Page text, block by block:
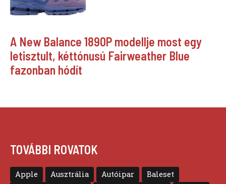
A New Balance 1890P modellje most egy
letisztult, kéttónusú Fairweather Blue
fazonban hódít
TOVÁBBI ROVATOK
Apple Ausztrália Autóipar
Baleset